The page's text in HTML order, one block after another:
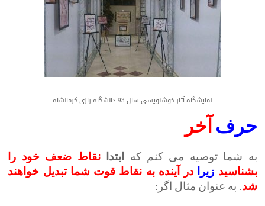
نمایشگاه آثار خوشنویسی سال 93 دانشگاه رازی کرمانشاه
حرف آخر
به شما توصیه می کنم که ابتدانقاط ضعف خود را
بشناسید زیرا
در آینده به نقاط قوت شما تبدیل خواهند
شد. به عنوان مثال اگر: